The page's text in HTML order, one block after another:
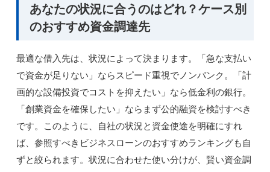
あなたの状況に合うのはどれ？ケース別
のおすすめ資金調達先
最適な借入先は、状況によって決まります。「急な支払い
で資金が足りない」ならスピード重視でノンバンク。「計
画的な設備投資でコストを抑えたい」なら低金利の銀行。
「創業資金を確保したい」ならまず公的融資を検討すべき
です。このように、自社の状況と資金使途を明確にすれ
ば、参照すべきビジネスローンのおすすめランキングも自
ずと絞られます。状況に合わせた使い分けが、賢い資金調